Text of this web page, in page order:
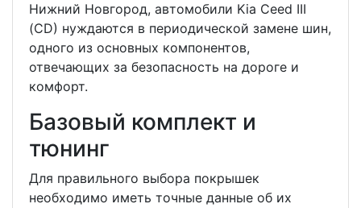
Нижний Новгород, автомобили Kia Ceed III
(CD) нуждаются в периодической замене шин,
одного из основных компонентов,
отвечающих за безопасность на дороге и
комфорт.
Базовый комплект и
тюнинг
Для правильного выбора покрышек
необходимо иметь точные данные об их